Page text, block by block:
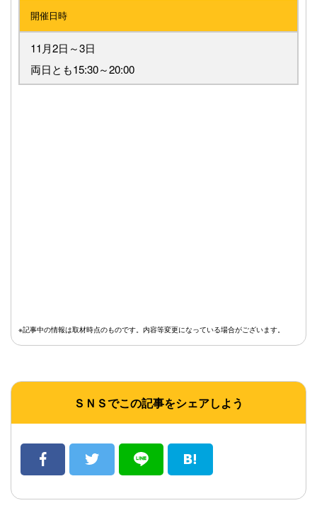
開催日時
11月2日～3日
両日とも15:30～20:00
※記事中の情報は取材時点のものです。内容等変更になっている場合がございます。
ＳＮＳでこの記事をシェアしよう